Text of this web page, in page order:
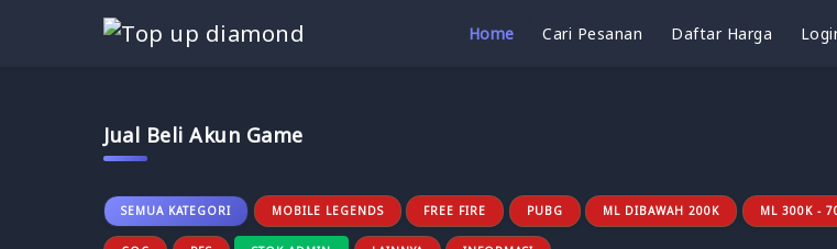
Home Cari Pesanan Daftar Harga
Jual Beli Akun Game
SEMUA KATEGORI MOBILE LEGENDS FREE FIRE PUBG ML DIBAWAH 200K ML 300K -